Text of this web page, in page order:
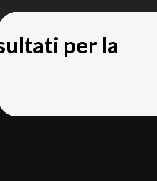
per la